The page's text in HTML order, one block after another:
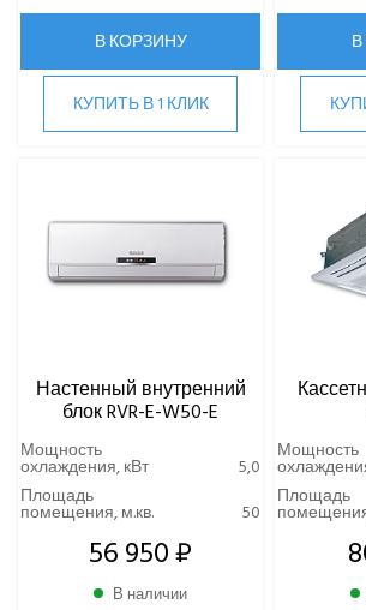
В КОРЗИНУ
КУПИТЬ В 1 КЛИК
Настенный внутренний
блок RVR-E-W50-E
Мощность
охлаждения, кВт
5,0
Площадь
помещения, м.кв. 50
56 950 ₽
В наличии
Мощность
Площадь